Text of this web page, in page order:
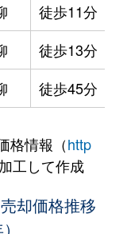
徒歩11分
徒歩13分
徒歩45分
格情報（http
工して作成
却価格推移